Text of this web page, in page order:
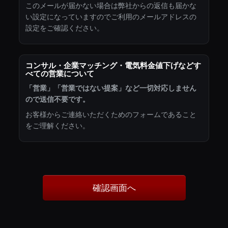
このメールが届かない場合は弊社からの返信も届かな
い設定になっていますのでご利用のメールアドレスの
設定をご確認ください。
コンサル・企業マッチング・電気料金値下げなどす
べての営業について
「営業」「営業ではない提案」など一切対応しません
ので送信不要です。
お客様からご連絡いただくためのフォームであること
をご理解ください。
確認画面へ